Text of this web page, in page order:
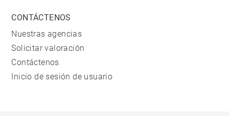
CONTÁCTENOS
Nuestras agencias
Solicitar valoración
Contáctenos
Inicio de sesión de usuario